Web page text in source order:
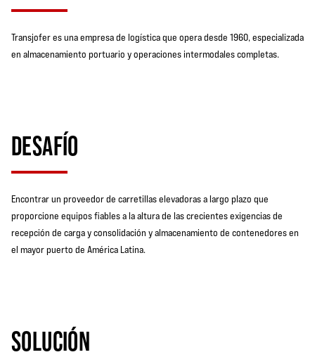
Transjofer es una empresa de logística que opera desde 1960, especializada
en almacenamiento portuario y operaciones intermodales completas.
DESAFÍO
Encontrar un proveedor de carretillas elevadoras a largo plazo que
proporcione equipos fiables a la altura de las crecientes exigencias de
recepción de carga y consolidación y almacenamiento de contenedores en
el mayor puerto de América Latina.
SOLUCIÓN